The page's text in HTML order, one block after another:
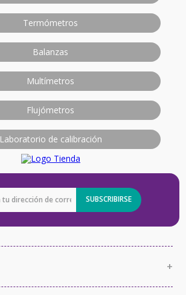
Termómetros
Balanzas
Multímetros
Flujómetros
Laboratorio de calibración
SUBSCRIBIRSE
+